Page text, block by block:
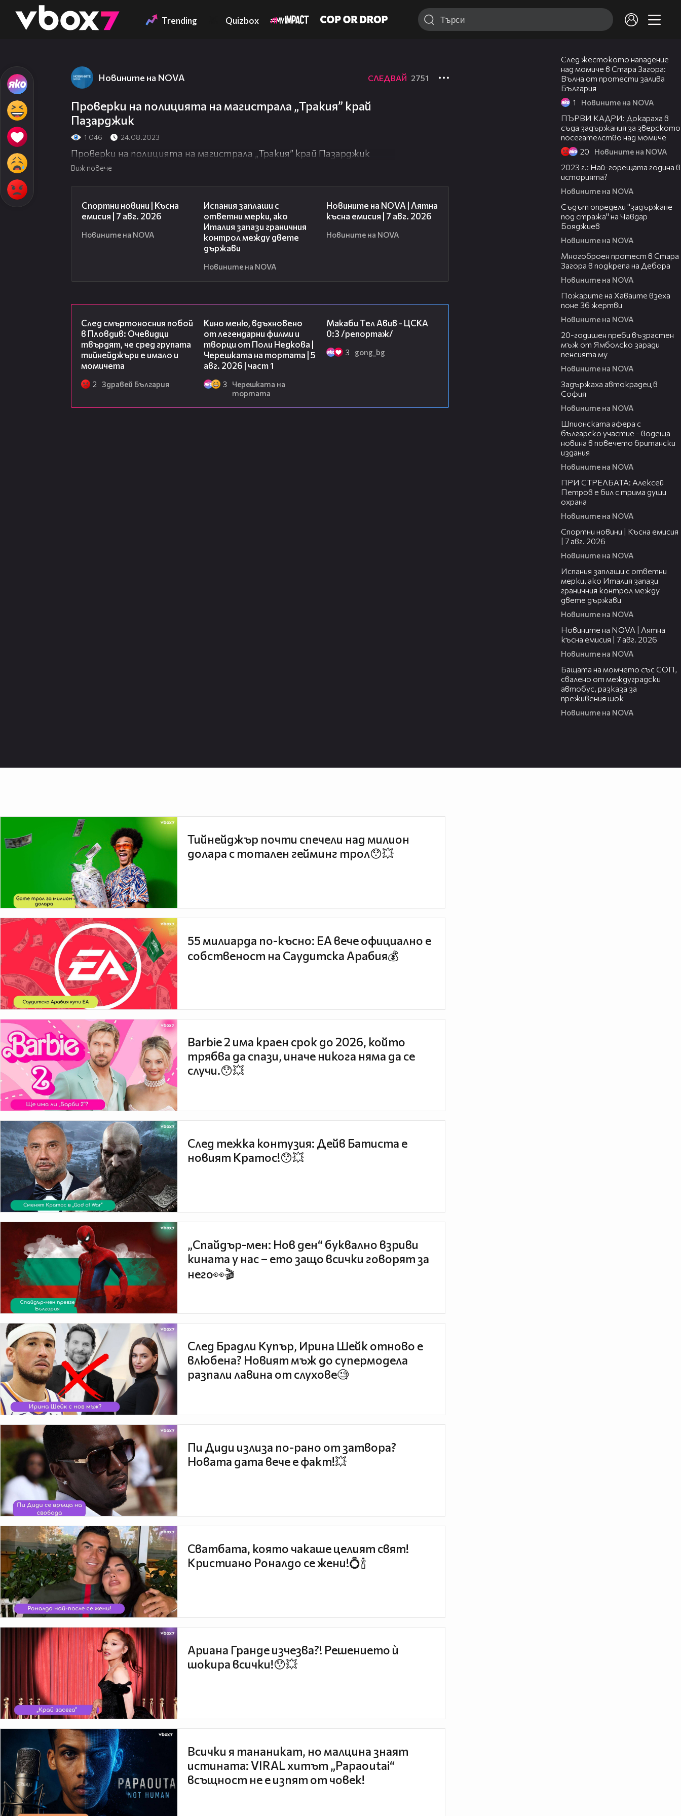
👾 Trending Quizbox
Новините на NOVA СЛЕДВАЙ 2751
Проверки на полицията на магистрала „Тракия” край
Пазарджик
1 046 24.08.2023
Проверки на полицията на магистрала „Тракия” край Пазарджик
Виж повече
Спортни новини | Късна
емисия | 7 авг. 2026
Новините на NOVA
Испания заплаши с
ответни мерки, ако
Италия запази граничния
контрол между двете
държави
Новините на NOVA
Новините на NOVA | Лятна
късна емисия | 7 авг. 2026
Новините на NOVA
След смъртоносния побой
в Пловдив: Очевидци
твърдят, че сред групата
тийнейджъри е имало и
момичета
2 Здравей България
Кино меню, вдъхновено
от легендарни филми и
творци от Поли Недкова |
Черешката на тортата | 5
авг. 2026 | част 1
3
Черешката на
тортата
Макаби Тел Авив - ЦСКА
0:3 /репортаж/
3 gong_bg
След жестокото нападение
над момиче в Стара Загора:
Вълна от протести залива
България
1 Новините на NOVA
ПЪРВИ КАДРИ: Докараха в
съда задържания за зверското
посегателство над момиче
20 Новините на NOVA
2023 г.: Най-горещата година в
историята?
Новините на NOVA
Съдът определи "задържане
под стража" на Чавдар
Бояджиев
Новините на NOVA
Многоброен протест в Стара
Загора в подкрепа на Дебора
Новините на NOVA
Пожарите на Хаваите взеха
поне 36 жертви
Новините на NOVA
20-годишен преби възрастен
мъж от Ямболско заради
пенсията му
Новините на NOVA
Задържаха автокрадец в
София
Новините на NOVA
Шпионската афера с
българско участие - водеща
новина в повечето британски
издания
Новините на NOVA
ПРИ СТРЕЛБАТА: Алексей
Петров е бил с трима души
охрана
Новините на NOVA
Спортни новини | Късна емисия
| 7 авг. 2026
Новините на NOVA
Испания заплаши с ответни
мерки, ако Италия запази
граничния контрол между
двете държави
Новините на NOVA
Новините на NOVA | Лятна
късна емисия | 7 авг. 2026
Новините на NOVA
Бащата на момчето със СОП,
свалено от междуградски
автобус, разказа за
преживения шок
Новините на NOVA
Тийнейджър почти спечели над милион
долара с тотален гейминг трол😯💥
55 милиарда по-късно: EA вече официално е
собственост на Саудитска Арабия💰
Barbie 2 има краен срок до 2026, който
трябва да спази, иначе никога няма да се
случи.😯💥
След тежка контузия: Дейв Батиста е
новият Кратос!😯💥
„Спайдър-мен: Нов ден“ буквално взриви
кината у нас – ето защо всички говорят за
него👀🎬
След Брадли Купър, Ирина Шейк отново е
влюбена? Новият мъж до супермодела
разпали лавина от слухове🧐
Пи Диди излиза по-рано от затвора?
Новата дата вече е факт!💥
Сватбата, която чакаше целият свят!
Кристиано Роналдо се жени!💍🍾
Ариана Гранде изчезва?! Решението ѝ
шокира всички!😯💥
Всички я тананикат, но малцина знаят
истината: VIRAL хитът „Papaoutai“
всъщност не е изпят от човек!